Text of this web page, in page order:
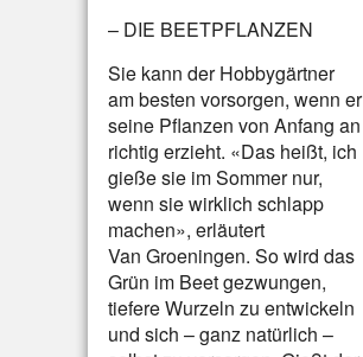
– DIE BEETPFLANZEN
Sie kann der Hobbygärtner
am besten vorsorgen, wenn er
seine Pflanzen von Anfang an
richtig erzieht. «Das heißt, ich
gieße sie im Sommer nur,
wenn sie wirklich schlapp
machen», erläutert
Van Groeningen. So wird das
Grün im Beet gezwungen,
tiefere Wurzeln zu entwickeln
und sich – ganz natürlich –